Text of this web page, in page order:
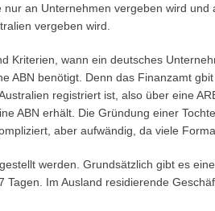
an Unternehmen vergeben wird
vergeben wird.
Kriterien, wann ein deutsches
ABN benötigt. Denn das Finanzamt
registriert ist, also über eine
ABN erhält. Die Gründung einer
aber aufwändig, da viele
werden. Grundsätzlich gibt es
Im Ausland residierende